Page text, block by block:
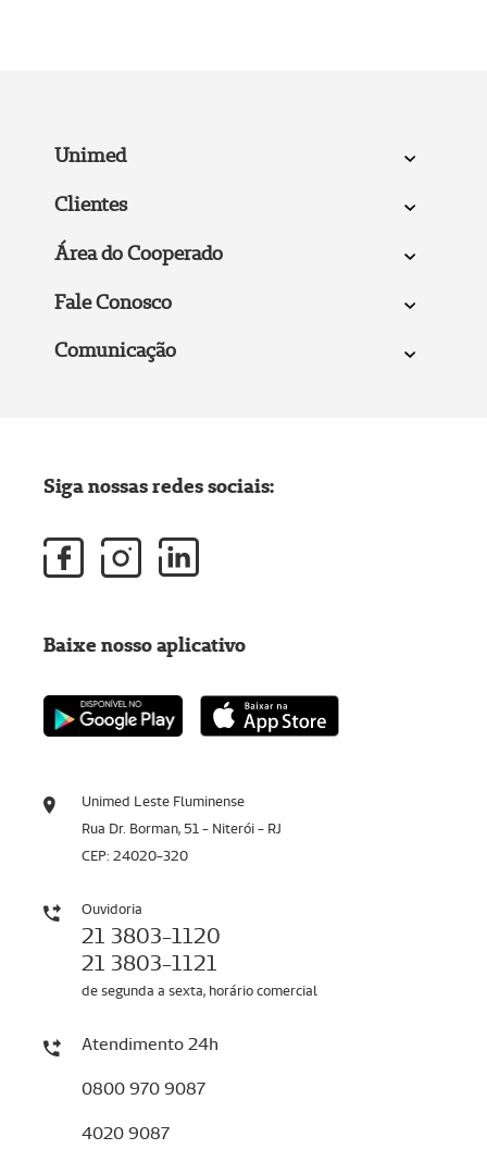
Unimed
Clientes
Área do Cooperado
Fale Conosco
Comunicação
Unimed Leste Fluminense
Rua Dr. Borman, 51 - Niterói - RJ
CEP: 24020-320
Ouvidoria
21 3803-1120
21 3803-1121
de segunda a sexta, horário comercial
Atendimento 24h
0800 970 9087
4020 9087
Siga nossas redes sociais:
Baixe nosso aplicativo